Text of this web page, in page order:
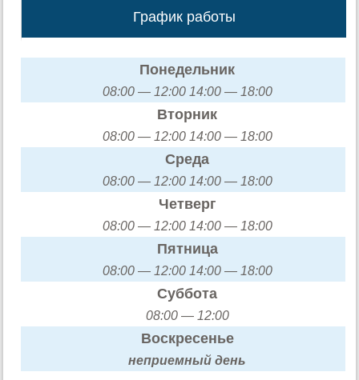
График работы
Понедельник
08:00 — 12:00 14:00 — 18:00
Вторник
08:00 — 12:00 14:00 — 18:00
Среда
08:00 — 12:00 14:00 — 18:00
Четверг
08:00 — 12:00 14:00 — 18:00
Пятница
08:00 — 12:00 14:00 — 18:00
Суббота
08:00 — 12:00
Воскресенье
неприемный день